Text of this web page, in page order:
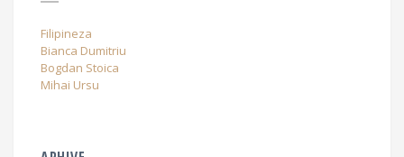
Filipineza
Bianca Dumitriu
Bogdan Stoica
Mihai Ursu